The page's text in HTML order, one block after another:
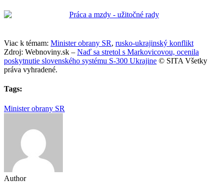
Viac k témam: Minister obrany SR, rusko-ukrajinský konflikt
Zdroj: Webnoviny.sk – Naď sa stretol s Markovicovou, ocenila
poskytnutie slovenského systému S-300 Ukrajine © SITA Všetky
práva vyhradené.
Tags:
Minister obrany SR
Author